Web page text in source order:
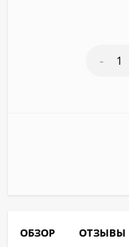
-
ОБЗОР ОТЗЫВЫ